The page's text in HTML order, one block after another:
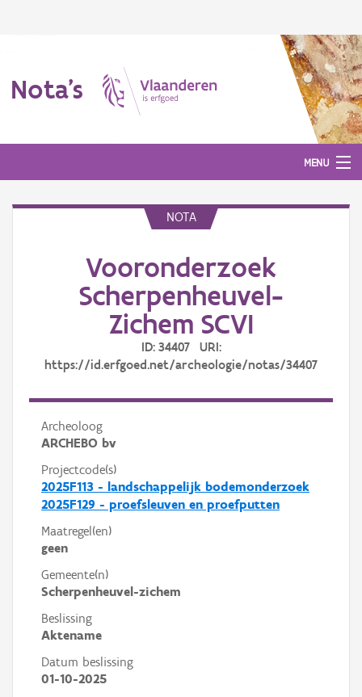
Nota's
MENU
NOTA
Vooronderzoek
Scherpenheuvel-
Zichem SCVI
ID: 34407 URI:
https://id.erfgoed.net/archeologie/notas/34407
Archeoloog
ARCHEBO bv
Projectcode(s)
2025F113 - landschappelijk bodemonderzoek
2025F129 - proefsleuven en proefputten
Maatregel(en)
geen
Gemeente(n)
Scherpenheuvel-zichem
Beslissing
Aktename
Datum beslissing
01-10-2025